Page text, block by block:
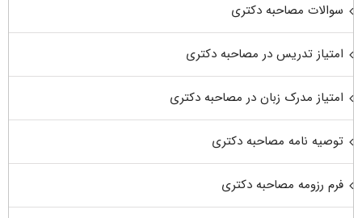
سوالات مصاحبه دکتری
امتیاز تدریس در مصاحبه دکتری
امتیاز مدرک زبان در مصاحبه دکتری
توصیه نامه مصاحبه دکتری
فرم رزومه مصاحبه دکتری